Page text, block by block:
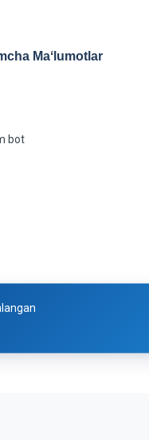
Maʻlumotlar
bot